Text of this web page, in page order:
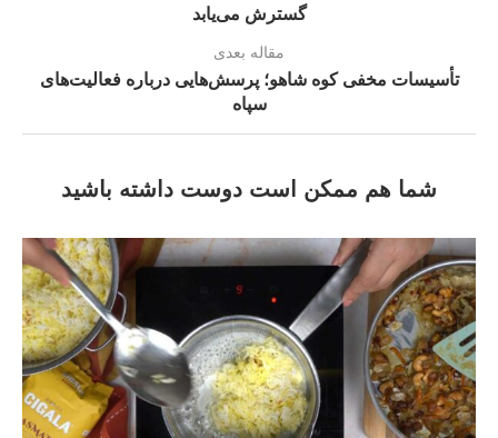
گسترش می‌یابد
مقاله بعدی
تأسیسات مخفی کوه شاهو؛ پرسش‌هایی درباره فعالیت‌های
سپاه
شما هم ممکن است دوست داشته باشید